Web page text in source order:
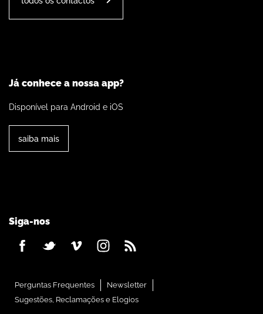
Já conhece a nossa app?
Disponível para Android e iOS
saiba mais
Siga-nos
Perguntas Frequentes
Newsletter
Sugestões, Reclamações e Elogios